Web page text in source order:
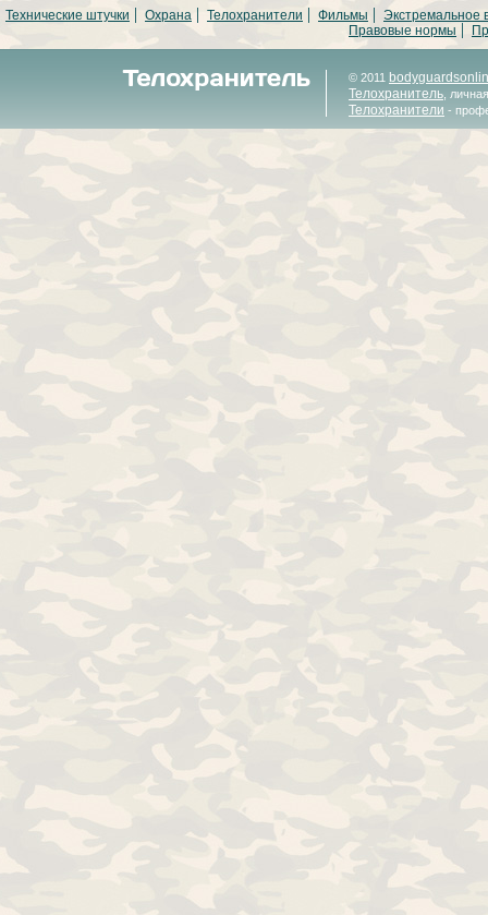
Технические штучки Охрана Телохранители Фильмы
Экстремальное
Правовые нормы
© 2011
Телохранитель ,
Телохранители -